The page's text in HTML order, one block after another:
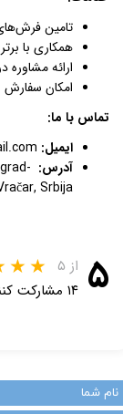
تامین
همکاری با
ارائه
امکان سفارش
تماس با ما:
ایمیل:
آدرس:
Srbija
۵ از ۵
۱۴ مشارکت کننده